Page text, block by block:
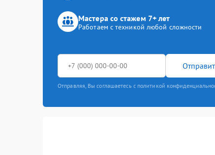
Мастера со стажем 7+ лет
Работаем с техникой любой сложности
Отправляя, Вы соглашаетесь с политикой